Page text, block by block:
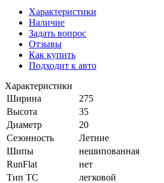
Характеристики
Наличие
Задать вопрос
Отзывы
Как купить
Подходит к авто
Характеристики
Ширина
275
Высота
35
Диаметр
20
Сезонность
Летние
Шипы
нешипованная
RunFlat
нет
Тип ТС
легковой